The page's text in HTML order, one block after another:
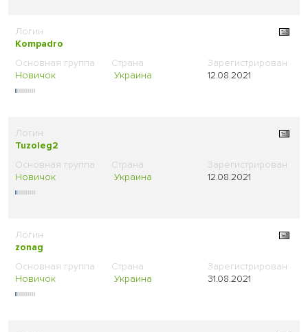
Kompadro
Новичок Украина 12.08.2021
Tuzoleg2
Новичок Украина 12.08.2021
zonag
Новичок Украина 31.08.2021